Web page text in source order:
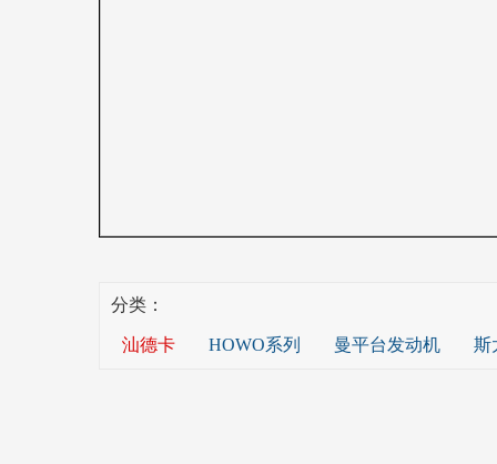
分类：
汕德卡 HOWO系列 曼平台发动机 斯